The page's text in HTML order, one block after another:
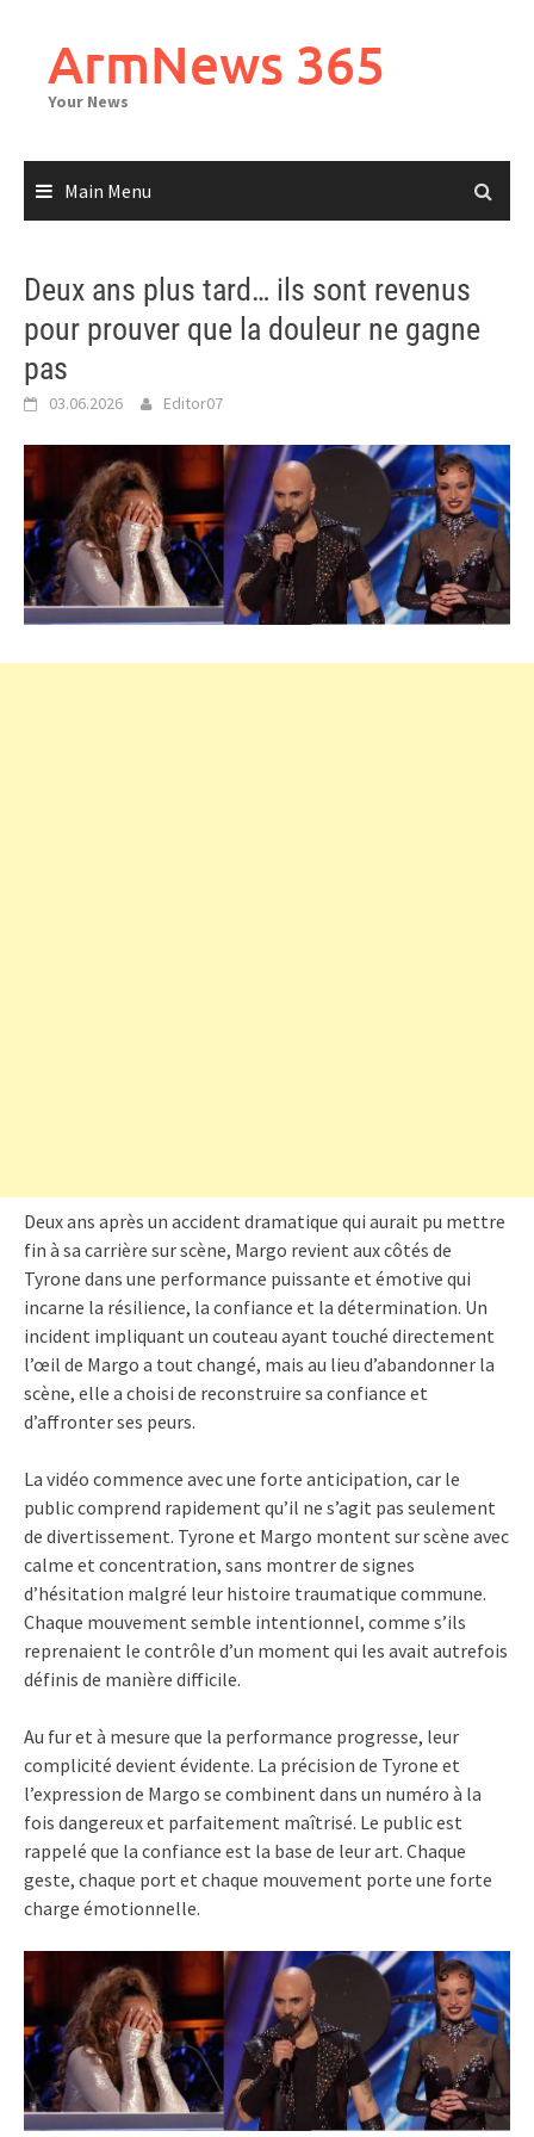
contentArmNews 365
Your News
Main Menu
Deux ans plus tard… ils sont revenus
pour prouver que la douleur ne gagne
pas
03.06.2026 Editor07
Deux ans après un accident dramatique qui aurait pu mettre
fin à sa carrière sur scène, Margo revient aux côtés de
Tyrone dans une performance puissante et émotive qui
incarne la résilience, la confiance et la détermination. Un
incident impliquant un couteau ayant touché directement
l’œil de Margo a tout changé, mais au lieu d’abandonner la
scène, elle a choisi de reconstruire sa confiance et
d’affronter ses peurs.
La vidéo commence avec une forte anticipation, car le
public comprend rapidement qu’il ne s’agit pas seulement
de divertissement. Tyrone et Margo montent sur scène avec
calme et concentration, sans montrer de signes
d’hésitation malgré leur histoire traumatique commune.
Chaque mouvement semble intentionnel, comme s’ils
reprenaient le contrôle d’un moment qui les avait autrefois
définis de manière difficile.
Au fur et à mesure que la performance progresse, leur
complicité devient évidente. La précision de Tyrone et
l’expression de Margo se combinent dans un numéro à la
fois dangereux et parfaitement maîtrisé. Le public est
rappelé que la confiance est la base de leur art. Chaque
geste, chaque port et chaque mouvement porte une forte
charge émotionnelle.